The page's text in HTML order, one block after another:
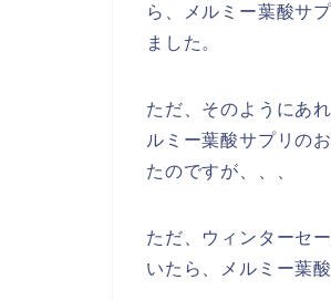
ら、メルミー葉酸サ
ました。
ただ、そのようにあ
ルミー葉酸サプリの
たのですが、、、
ただ、ウィンターセ
いたら、メルミー葉